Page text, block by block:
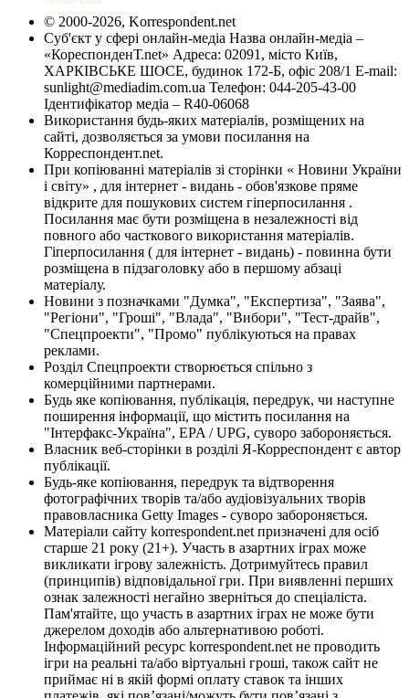
© 2000-2026, Korrespondent.net
Суб'єкт у сфері онлайн-медіа Назва онлайн-медіа –
«КореспонденТ.net» Адреса: 02091, місто Київ,
ХАРКІВСЬКЕ ШОСЕ, будинок 172-Б, офіс 208/1 E-mail:
sunlight@mediadim.com.ua Телефон: 044-205-43-00
Ідентифікатор медіа – R40-06068
Використання будь-яких матеріалів, розміщених на
сайті, дозволяється за умови посилання на
Корреспондент.net.
При копіюванні матеріалів зі сторінки « Новини України
і світу» , для інтернет - видань - обов'язкове пряме
відкрите для пошукових систем гіперпосилання .
Посилання має бути розміщена в незалежності від
повного або часткового використання матеріалів.
Гіперпосилання ( для інтернет - видань) - повинна бути
розміщена в підзаголовку або в першому абзаці
матеріалу.
Новини з позначками "Думка", "Експертиза", "Заява",
"Регіони", "Гроші", "Влада", "Вибори", "Тест-драйв",
"Спецпроекти", "Промо" публікуються на правах
реклами.
Розділ Спецпроекти створюється спільно з
комерційними партнерами.
Будь яке копіювання, публікація, передрук, чи наступне
поширення інформації, що містить посилання на
"Інтерфакс-Україна", EPA / UPG, суворо забороняється.
Власник веб-сторінки в розділі Я-Корреспондент є автор
публікації.
Будь-яке копіювання, передрук та відтворення
фотографічних творів та/або аудіовізуальних творів
правовласника Getty Images - суворо забороняється.
Матеріали сайту korrespondent.net призначені для осіб
старше 21 року (21+). Участь в азартних іграх може
викликати ігрову залежність. Дотримуйтесь правил
(принципів) відповідальної гри. При виявленні перших
ознак залежності негайно зверніться до спеціаліста.
Пам'ятайте, що участь в азартних іграх не може бути
джерелом доходів або альтернативою роботі.
Інформаційний ресурс korrespondent.net не проводить
ігри на реальні та/або віртуальні гроші, також сайт не
приймає ні в якій формі оплату ставок та інших